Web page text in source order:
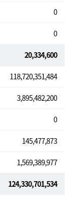
0
0
20,334,600
118,720,351,484
3,895,482,200
0
145,477,873
1,569,389,977
124,330,701,534